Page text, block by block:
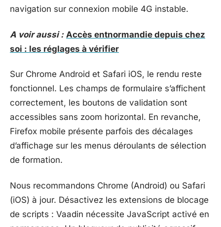
navigation sur connexion mobile 4G instable.
A voir aussi : Accès entnormandie depuis chez
soi : les réglages à vérifier
Sur Chrome Android et Safari iOS, le rendu reste
fonctionnel. Les champs de formulaire s’affichent
correctement, les boutons de validation sont
accessibles sans zoom horizontal. En revanche,
Firefox mobile présente parfois des décalages
d’affichage sur les menus déroulants de sélection
de formation.
Nous recommandons Chrome (Android) ou Safari
(iOS) à jour. Désactivez les extensions de blocage
de scripts : Vaadin nécessite JavaScript activé en